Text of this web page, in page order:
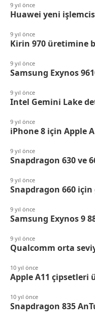
9 yıl önce
Huawei yeni
9 yıl önce
Kirin 970 üretimine
9 yıl önce
Samsung Exynos
9 yıl önce
Intel Gemini Lake
9 yıl önce
iPhone 8 için Apple
9 yıl önce
Snapdragon 630 ve
9 yıl önce
Snapdragon 660 için
9 yıl önce
Samsung Exynos 9
9 yıl önce
Qualcomm orta
10 yıl önce
Apple A11 çipsetleri
10 yıl önce
Snapdragon 835